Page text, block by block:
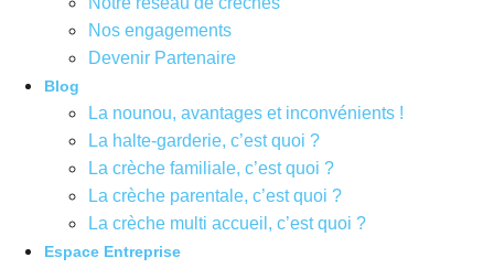
Nos engagements
Devenir Partenaire
Blog
La nounou, avantages et inconvénients !
La halte-garderie, c’est quoi ?
La crèche familiale, c’est quoi ?
La crèche parentale, c’est quoi ?
La crèche multi accueil, c’est quoi ?
Espace Entreprise